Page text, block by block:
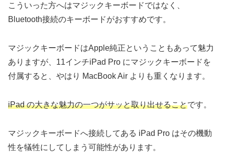
こういった方へはマジックキーボードではなく、
Bluetooth接続のキーボードがおすすめです。
マジックキーボードはApple純正ということもあって魅力
ありますが、11インチiPad Pro にマジックキーボードを
付属すると、やはり MacBook Air よりも重くなります。
iPad の大きな魅力の一つがサッと取り出せることです。
マジックキーボードへ接続してある iPad Pro はその機動
性を犠牲にしてしまう可能性があります。